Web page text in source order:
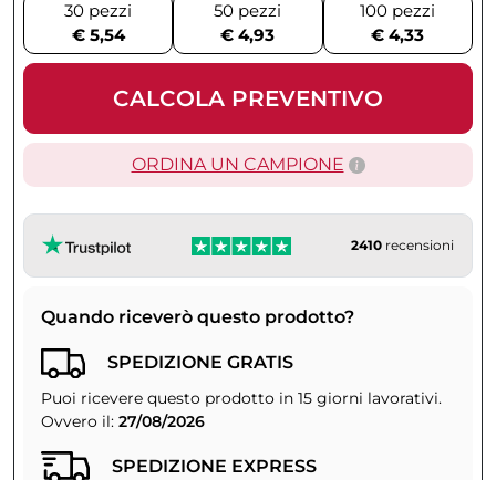
30 pezzi
€ 5,54
50 pezzi
€ 4,93
100 pezzi
€ 4,33
CALCOLA PREVENTIVO
ORDINA UN CAMPIONE
2410 recensioni
Quando riceverò questo prodotto?
SPEDIZIONE GRATIS
Puoi ricevere questo prodotto in 15 giorni lavorativi.
Ovvero il: 27/08/2026
SPEDIZIONE EXPRESS